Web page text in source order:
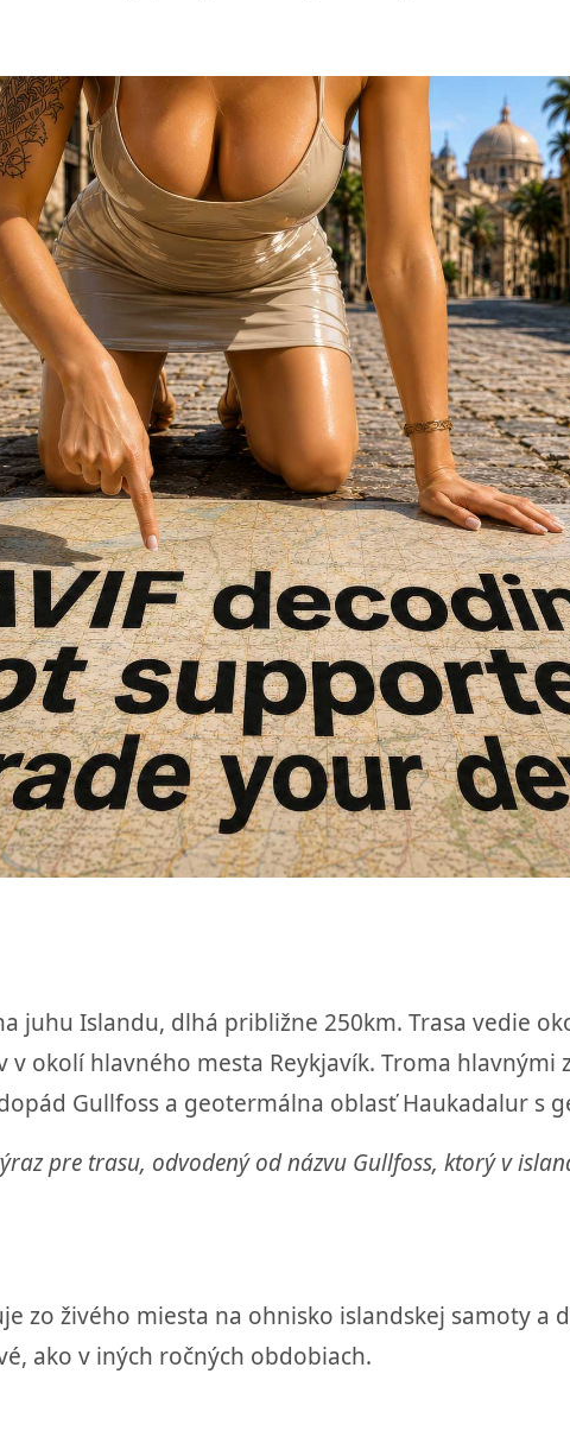
juhu Islandu, dlhá približne 250km. Trasa vedie
okolí hlavného mesta Reykjavík. Troma hlavnými
Gullfoss a geotermálna oblasť Haukadalur s
pre trasu, odvodený od názvu Gullfoss, ktorý v
zo živého miesta na ohnisko islandskej samoty a
ako v iných ročných obdobiach.